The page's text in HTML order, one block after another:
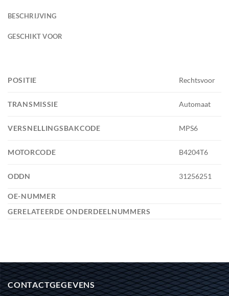
BESCHRIJVING
GESCHIKT VOOR
POSITIE Rechtsvoor
TRANSMISSIE Automaat
VERSNELLINGSBAKCODE MPS6
MOTORCODE B4204T6
ODDN 31256251
OE-NUMMER
GERELATEERDE ONDERDEELNUMMERS
CONTACTGEGEVENS